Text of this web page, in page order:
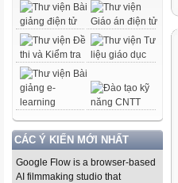
CÁC Ý KIẾN MỚI NHẤT
Google Flow is a browser-based
AI filmmaking studio that